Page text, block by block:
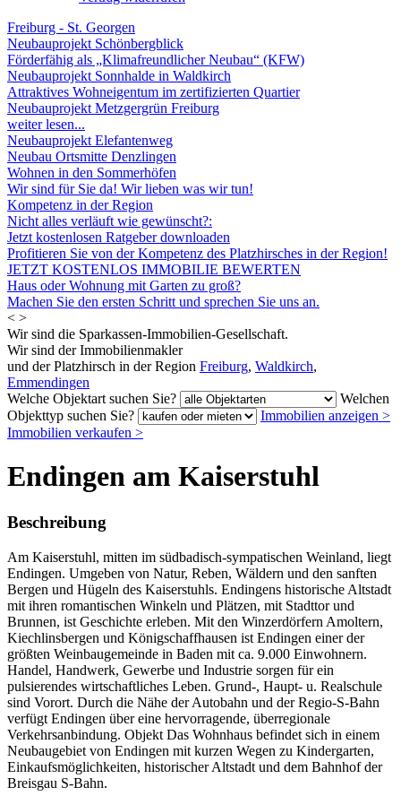
Freiburg - St. Georgen
Neubauprojekt Schönbergblick
Förderfähig als „Klimafreundlicher Neubau“ (KFW)
Neubauprojekt Sonnhalde in Waldkirch
Attraktives Wohneigentum im zertifizierten Quartier
Neubauprojekt Metzgergrün Freiburg
weiter lesen...
Neubauprojekt Elefantenweg
Neubau Ortsmitte Denzlingen
Wohnen in den Sommerhöfen
Wir sind für Sie da! Wir lieben was wir tun!
Kompetenz in der Region
Nicht alles verläuft wie gewünscht?:
Jetzt kostenlosen Ratgeber downloaden
Profitieren Sie von der Kompetenz des Platzhirsches in der Region!
JETZT KOSTENLOS IMMOBILIE BEWERTEN
Haus oder Wohnung mit Garten zu groß?
Machen Sie den ersten Schritt und sprechen Sie uns an.
< >
Wir sind die Sparkassen-Immobilien-Gesellschaft.
Wir sind der Immobilienmakler
und der Platzhirsch in der Region Freiburg, Waldkirch,
Emmendingen
Welche Objektart suchen Sie?
Welchen
Objekttyp suchen Sie?
Immobilien anzeigen >
Immobilien verkaufen >
Endingen am Kaiserstuhl
Beschreibung
Am Kaiserstuhl, mitten im südbadisch-sympatischen Weinland, liegt
Endingen. Umgeben von Natur, Reben, Wäldern und den sanften
Bergen und Hügeln des Kaiserstuhls. Endingens historische Altstadt
mit ihren romantischen Winkeln und Plätzen, mit Stadttor und
Brunnen, ist Geschichte erleben. Mit den Winzerdörfern Amoltern,
Kiechlinsbergen und Königschaffhausen ist Endingen einer der
größten Weinbaugemeinde in Baden mit ca. 9.000 Einwohnern.
Handel, Handwerk, Gewerbe und Industrie sorgen für ein
pulsierendes wirtschaftliches Leben. Grund-, Haupt- u. Realschule
sind Vorort. Durch die Nähe der Autobahn und der Regio-S-Bahn
verfügt Endingen über eine hervorragende, überregionale
Verkehrsanbindung. Objekt Das Wohnhaus befindet sich in einem
Neubaugebiet von Endingen mit kurzen Wegen zu Kindergarten,
Einkaufsmöglichkeiten, historischer Altstadt und dem Bahnhof der
Breisgau S-Bahn.